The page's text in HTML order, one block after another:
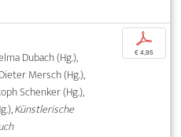
Dubach (Hg.),
Mersch (Hg.),
Schenker (Hg.),
Künstlerische
p
€ 4,95